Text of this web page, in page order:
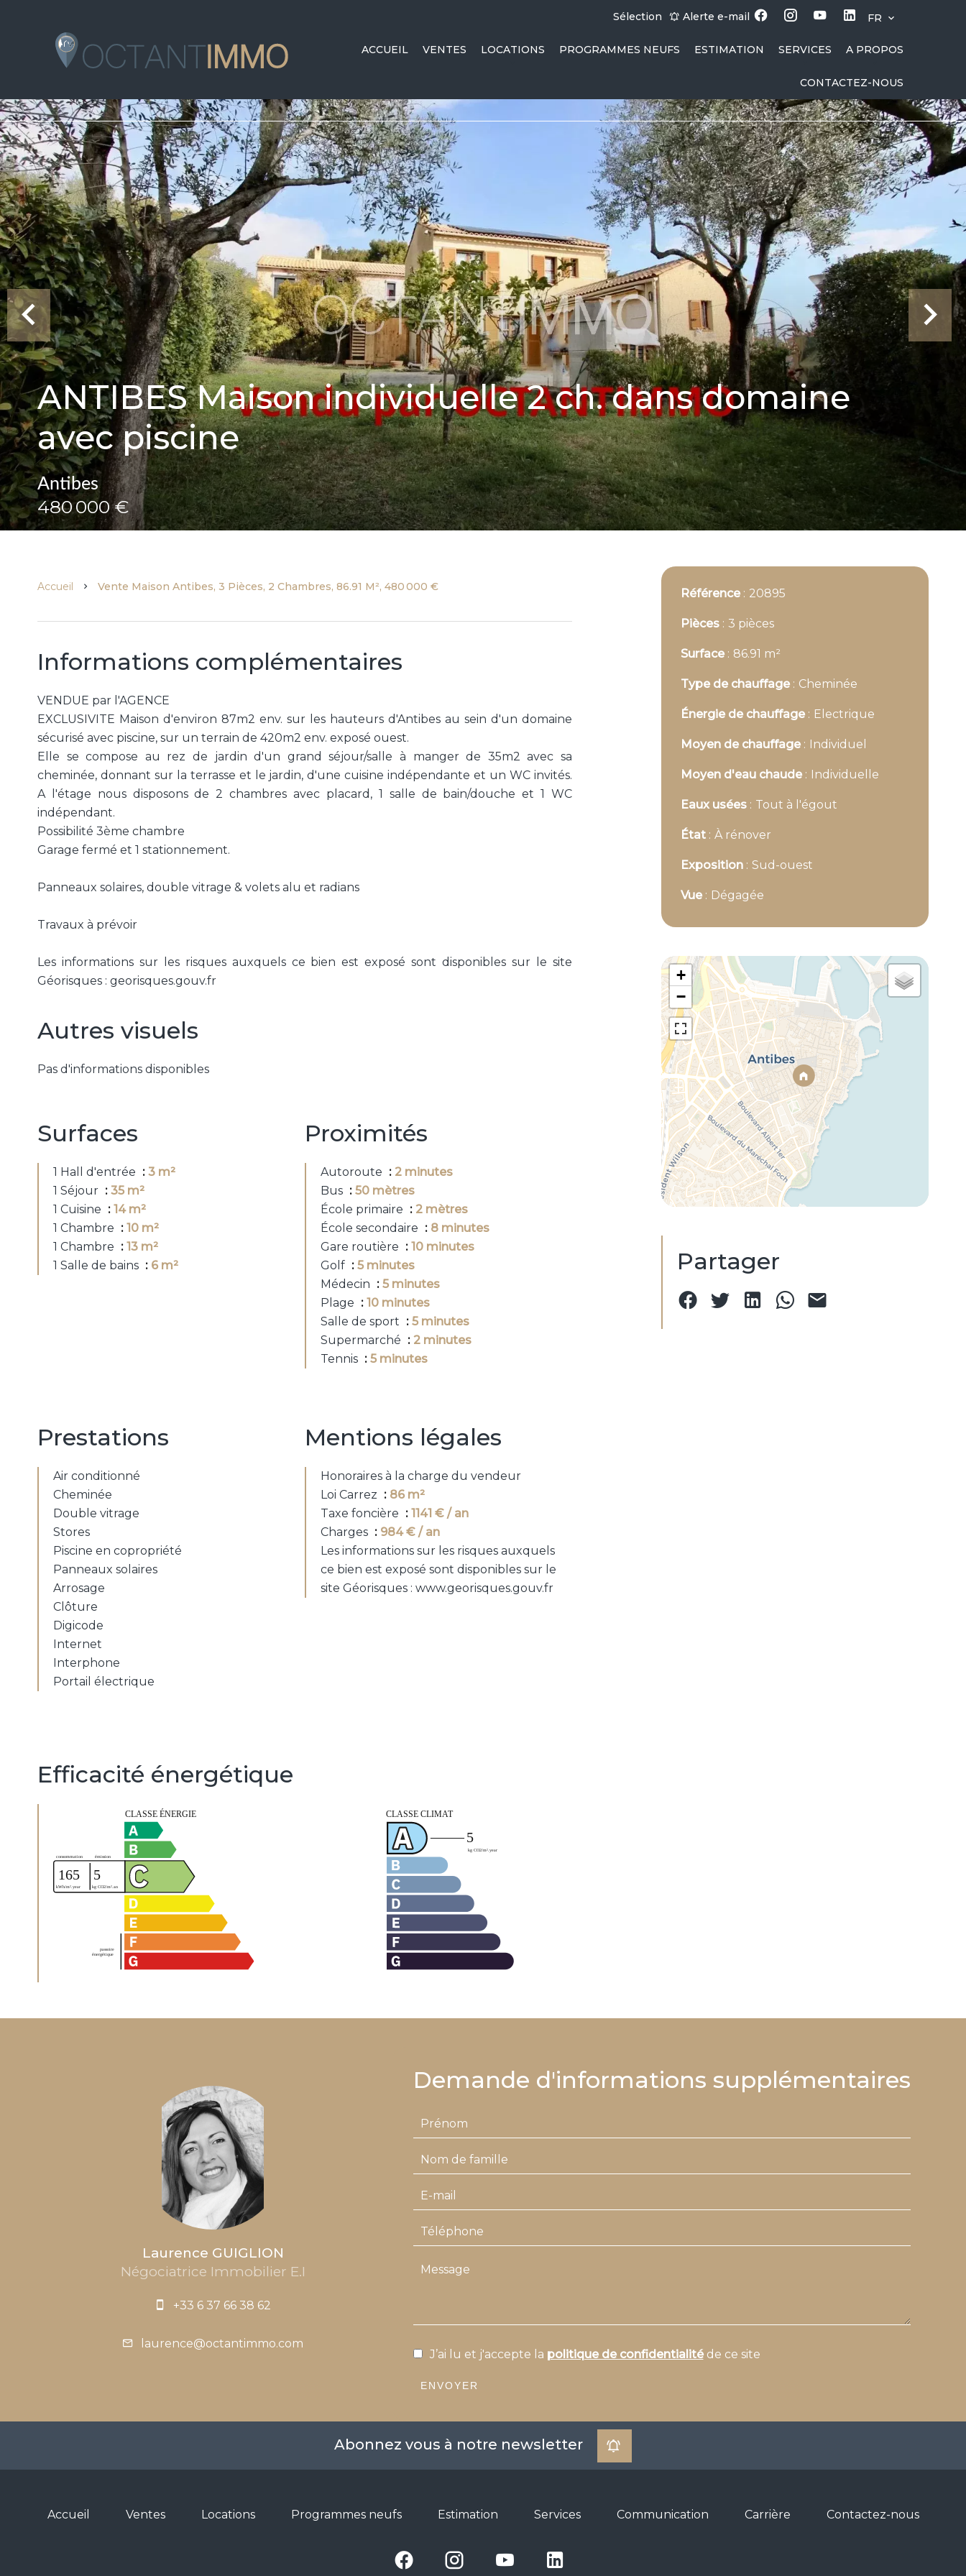
Sélection Alerte e-mail FR
ACCUEIL VENTES LOCATIONS PROGRAMMES NEUFS ESTIMATION SERVICES A PROPOS
CONTACTEZ-NOUS
ANTIBES Maison individuelle 2 ch. dans domaine
avec piscine
Antibes
480 000 €
Accueil Vente Maison Antibes, 3 Pièces, 2 Chambres, 86.91 M², 480 000 €
Informations complémentaires
VENDUE par l'AGENCE
EXCLUSIVITE Maison d'environ 87m2 env. sur les hauteurs d'Antibes au sein d'un domaine
sécurisé avec piscine, sur un terrain de 420m2 env. exposé ouest.
Elle se compose au rez de jardin d'un grand séjour/salle à manger de 35m2 avec sa
cheminée, donnant sur la terrasse et le jardin, d'une cuisine indépendante et un WC invités.
A l'étage nous disposons de 2 chambres avec placard, 1 salle de bain/douche et 1 WC
indépendant.
Possibilité 3ème chambre
Garage fermé et 1 stationnement.
Panneaux solaires, double vitrage & volets alu et radians
Travaux à prévoir
Les informations sur les risques auxquels ce bien est exposé sont disponibles sur le site
Géorisques : georisques.gouv.fr
Autres visuels
Pas d'informations disponibles
Surfaces
1 Hall d'entrée
3 m²
1 Séjour
35 m²
1 Cuisine
14 m²
1 Chambre
10 m²
1 Chambre
13 m²
1 Salle de bains
6 m²
Proximités
Autoroute
2 minutes
Bus
50 mètres
École primaire
2 mètres
École secondaire
8 minutes
Gare routière
10 minutes
Golf
5 minutes
Médecin
5 minutes
Plage
10 minutes
Salle de sport
5 minutes
Supermarché
2 minutes
Tennis
5 minutes
Prestations
Air conditionné
Cheminée
Double vitrage
Stores
Piscine en copropriété
Panneaux solaires
Arrosage
Clôture
Digicode
Internet
Interphone
Portail électrique
Mentions légales
Honoraires à la charge du vendeur
Loi Carrez
86 m²
Taxe foncière
1141 € / an
Charges
984 € / an
Les informations sur les risques auxquels
ce bien est exposé sont disponibles sur le
site Géorisques : www.georisques.gouv.fr
Efficacité énergétique
Référence 20895
Pièces 3 pièces
Surface 86.91 m²
Type de chauffage Cheminée
Énergie de chauffage Electrique
Moyen de chauffage Individuel
Moyen d'eau chaude Individuelle
Eaux usées Tout à l'égout
État À rénover
Exposition Sud-ouest
Vue Dégagée
+
−
Partager
Laurence GUIGLION
Négociatrice Immobilier E.I
+33 6 37 66 38 62
laurence@octantimmo.com
Demande d'informations supplémentaires
J’ai lu et j'accepte la politique de confidentialitéde ce site
ENVOYER
Abonnez vous à notre newsletter
Accueil Ventes Locations Programmes neufs Estimation Services Communication Carrière Contactez-nous